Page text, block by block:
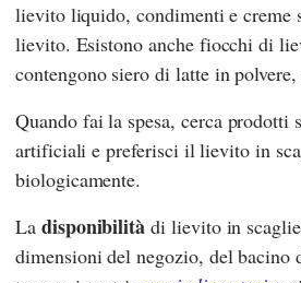
lievito liquido, condimenti e creme
lievito. Esistono anche fiocchi di
contengono siero di latte in
Quando fai la spesa, cerca prodotti
artificiali e preferisci il lievito in
biologicamente.
La disponibilità di lievito in
dimensioni del negozio, del bacino